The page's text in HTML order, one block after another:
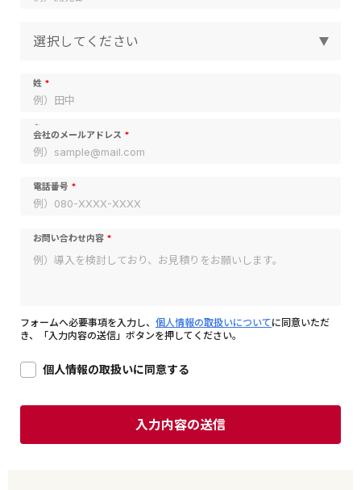
姓
名
会社のメールアドレス
電話番号
お問い合わせ内容
フォームへ必要事項を入力し、個人情報の取扱いについてに同意いただ
き、「入力内容の送信」ボタンを押してください。
個人情報の取扱いに同意する